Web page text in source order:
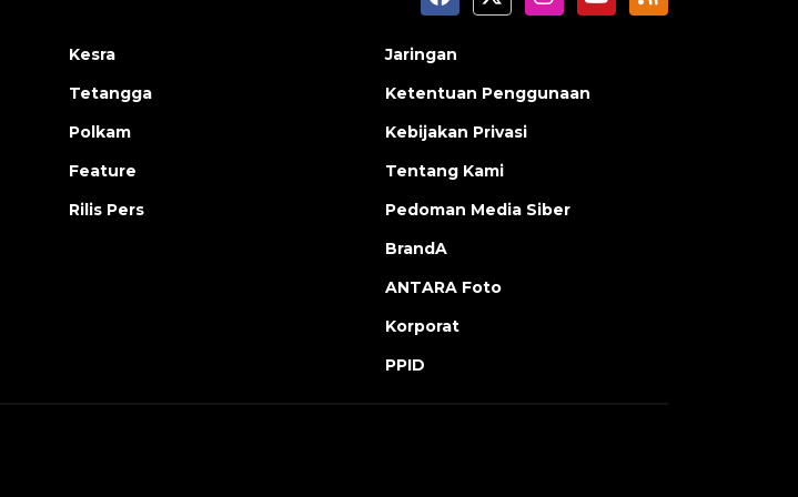
Kesra
Tetangga
Polkam
Feature
Rilis Pers
Jaringan
Ketentuan Penggunaan
Kebijakan Privasi
Tentang Kami
Pedoman Media Siber
BrandA
ANTARA Foto
Korporat
PPID